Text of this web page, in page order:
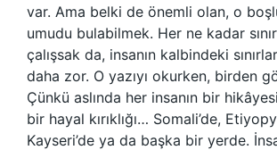
var. Ama belki de önemli olan, o
umudu bulabilmek. Her ne kadar
çalışsak da, insanın kalbindeki
daha zor. O yazıyı okurken, birden
Çünkü aslında her insanın bir
bir hayal kırıklığı… Somali’de,
Kayseri’de ya da başka bir yerde.